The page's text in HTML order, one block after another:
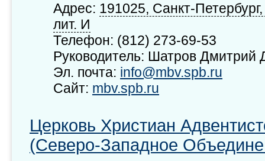
Адрес: 191025, Санкт-
лит. И
Телефон: (812) 273-69-53
Руководитель: Шатров Дмитрий
Эл. почта: info@mbv.spb.ru
Сайт: mbv.spb.ru
Церковь Христиан
(Северо-Западное